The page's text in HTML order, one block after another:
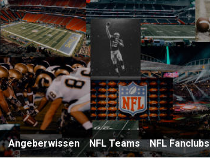
Angeberwissen NFL Teams NFL Fanclubs